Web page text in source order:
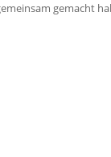
gemacht